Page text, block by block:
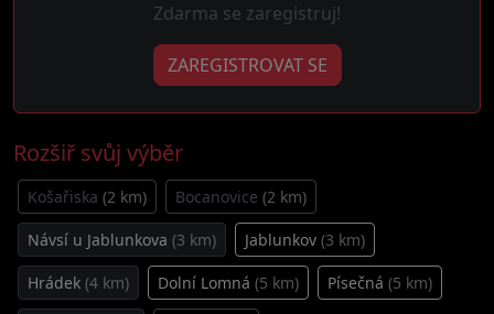
Zdarma se zaregistruj!
ZAREGISTROVAT SE
Rozšiř svůj výběr
Košařiska (2 km) Bocanovice (2 km)
Návsí u Jablunkova (3 km) Jablunkov (3 km)
Hrádek (4 km) Dolní Lomná (5 km) Písečná (5 km)